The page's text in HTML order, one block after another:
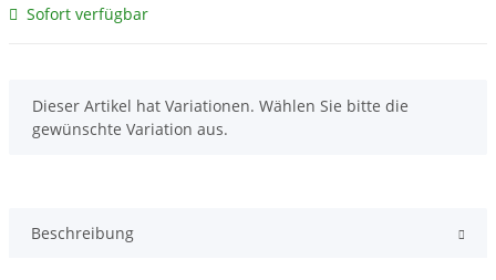
Sofort verfügbar
x
Dieser Artikel hat Variationen. Wählen Sie bitte die
gewünschte Variation aus.
Beschreibung